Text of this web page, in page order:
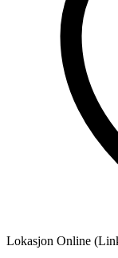
Lokasjon Online